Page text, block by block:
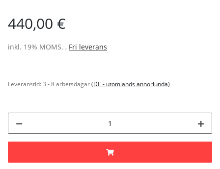
440,00 €
inkl. 19% MOMS. , Fri leverans
Leveranstid:3 - 8 arbetsdagar(DE - utomlands annorlunda)